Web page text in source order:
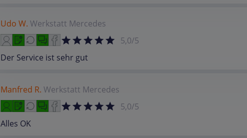
Udo W. Werkstatt Mercedes
5,0/5
Der Service ist sehr gut
Manfred R. Werkstatt Mercedes
5,0/5
Alles OK